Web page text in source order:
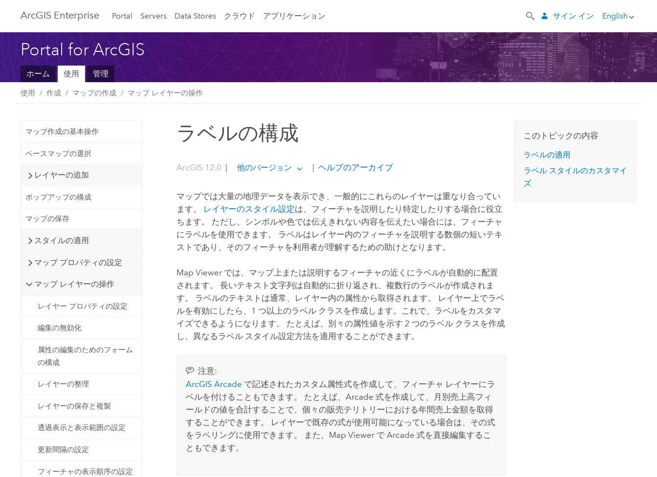
ArcGIS Enterprise Portal Servers Data Stores クラウド アプリケーション English
サイン イン
Portal for ArcGIS
ホーム 使用 管理
使用 作成 マップの作成 マップ レイヤーの操作
マップ作成の基本操作
ベースマップの選択
レイヤーの追加
ポップアップの構成
マップの保存
スタイルの適用
マップ プロパティの設定
マップ レイヤーの操作
レイヤー プロパティの設定
編集の無効化
属性の編集のためのフォーム
の構成
レイヤーの整理
レイヤーの保存と複製
透過表示と表示範囲の設定
更新間隔の設定
フィーチャの表示順序の設定
ラベルの構成
ArcGIS 12.0 | 他のバージョン | ヘルプのアーカイブ
マップでは大量の地理データを表示でき、一般的にこれらのレイヤーは重なり合ってい
ます。 レイヤーのスタイル設定は、フィーチャを説明したり特定したりする場合に役立
ちます。 ただし、シンボルや色では伝えきれない内容を伝えたい場合には、フィーチャ
にラベルを使用できます。 ラベルはレイヤー内のフィーチャを説明する数個の短いテキ
ストであり、そのフィーチャを利用者が理解するための助けとなります。
Map Viewer では、マップ上または説明するフィーチャの近くにラベルが自動的に配置
されます。 長いテキスト文字列は自動的に折り返され、複数行のラベルが作成されま
す。 ラベルのテキストは通常、レイヤー内の属性から取得されます。 レイヤー上でラベ
ルを有効にしたら、1 つ以上のラベル クラスを作成します。これで、ラベルをカスタマ
イズできるようになります。 たとえば、別々の属性値を示す 2 つのラベル クラスを作成
し、異なるラベル スタイル設定方法を適用することができます。
注意:
ArcGIS Arcade で記述されたカスタム属性式を作成して、フィーチャ レイヤーにラ
ベルを付けることもできます。 たとえば、 Arcade 式を作成して、月別売上高フィ
ールドの値を合計することで、個々の販売テリトリーにおける年間売上金額を取得
することができます。 レイヤーで既存の式が使用可能になっている場合は、その式
をラベリングに使用できます。 また、 Map Viewerで Arcade 式を直接編集するこ
ともできます。
このトピックの内容
ラベルの適用
ラベル スタイルのカスタマイ
ズ